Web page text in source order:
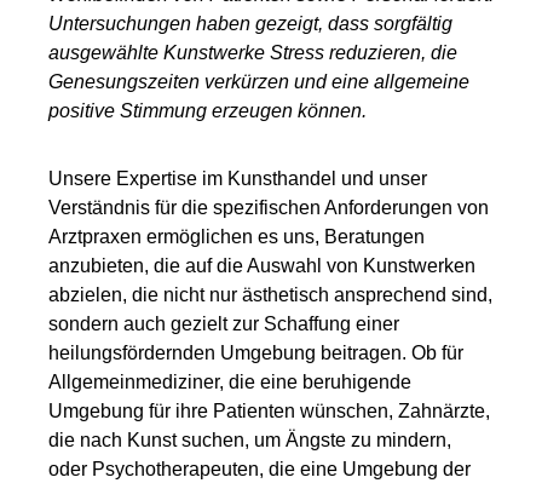
Untersuchungen haben gezeigt, dass sorgfältig
ausgewählte Kunstwerke Stress reduzieren, die
Genesungszeiten verkürzen und eine allgemeine
positive Stimmung erzeugen können.
Unsere Expertise im Kunsthandel und unser
Verständnis für die spezifischen Anforderungen von
Arztpraxen ermöglichen es uns, Beratungen
anzubieten, die auf die Auswahl von Kunstwerken
abzielen, die nicht nur ästhetisch ansprechend sind,
sondern auch gezielt zur Schaffung einer
heilungsfördernden Umgebung beitragen. Ob für
Allgemeinmediziner, die eine beruhigende
Umgebung für ihre Patienten wünschen, Zahnärzte,
die nach Kunst suchen, um Ängste zu mindern,
oder Psychotherapeuten, die eine Umgebung der